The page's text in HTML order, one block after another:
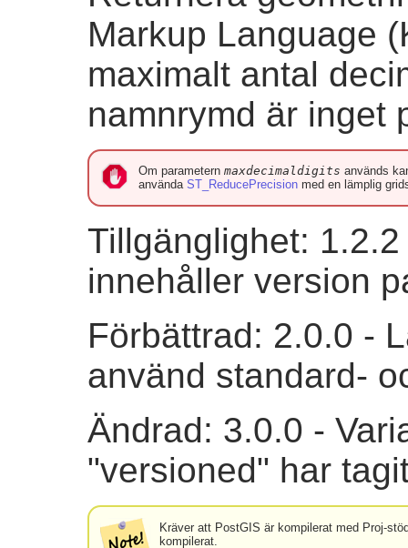
Markup Language
maximalt antal
namnrymd är inget
Om parameternmaxdecimaldigits används
användaST_ReducePrecision med en lämplig
Tillgänglighet:
innehåller version
Förbättrad: 2.0.0 -
använd standard-
Ändrad: 3.0.0 -
"versioned" har
Kräver att PostGIS är kompilerat med Proj-
kompilerat.